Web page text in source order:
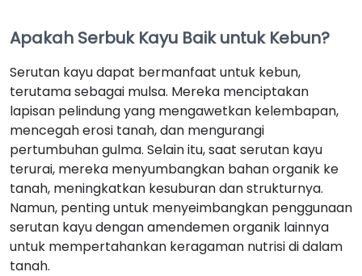
Apakah Serbuk Kayu Baik untuk Kebun?
Serutan kayu dapat bermanfaat untuk kebun,
terutama sebagai mulsa. Mereka menciptakan
lapisan pelindung yang mengawetkan kelembapan,
mencegah erosi tanah, dan mengurangi
pertumbuhan gulma. Selain itu, saat serutan kayu
terurai, mereka menyumbangkan bahan organik ke
tanah, meningkatkan kesuburan dan strukturnya.
Namun, penting untuk menyeimbangkan penggunaan
serutan kayu dengan amendemen organik lainnya
untuk mempertahankan keragaman nutrisi di dalam
tanah.